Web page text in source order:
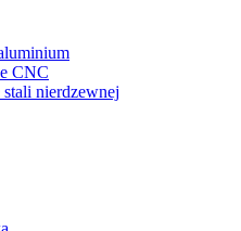
CNC
nierdzewnej